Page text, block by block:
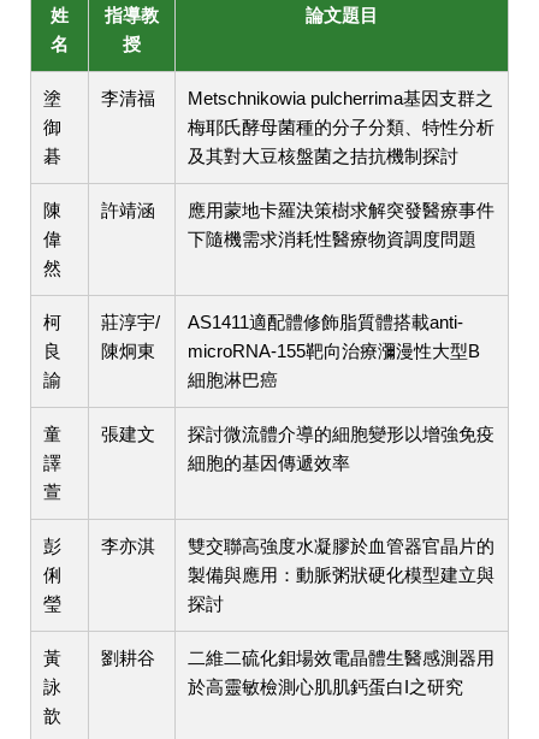
姓
名
指導教
授
論文題目
塗
御
碁
李清福
Metschnikowia pulcherrima基因支群之
梅耶氏酵母菌種的分子分類、特性分析
及其對大豆核盤菌之拮抗機制探討
陳
偉
然
許靖涵
應用蒙地卡羅決策樹求解突發醫療事件
下隨機需求消耗性醫療物資調度問題
柯
良
諭
莊淳宇/
陳炯東
AS1411適配體修飾脂質體搭載anti-
microRNA-155靶向治療瀰漫性大型B
細胞淋巴癌
童
譯
萱
張建文
探討微流體介導的細胞變形以增強免疫
細胞的基因傳遞效率
彭
俐
瑩
李亦淇
雙交聯高強度水凝膠於血管器官晶片的
製備與應用：動脈粥狀硬化模型建立與
探討
黃
詠
歆
劉耕谷
二維二硫化鉬場效電晶體生醫感測器用
於高靈敏檢測心肌肌鈣蛋白I之研究